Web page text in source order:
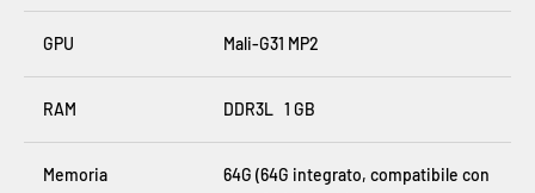
GPU Mali-G31 MP2
RAM DDR3L 1 GB
Memoria
64G (64G integrato, compatibile con